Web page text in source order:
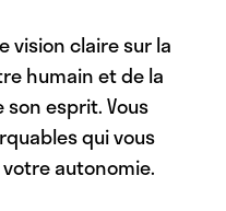
vision claire sur la
humain et de la
esprit. Vous
qui vous
autonomie.